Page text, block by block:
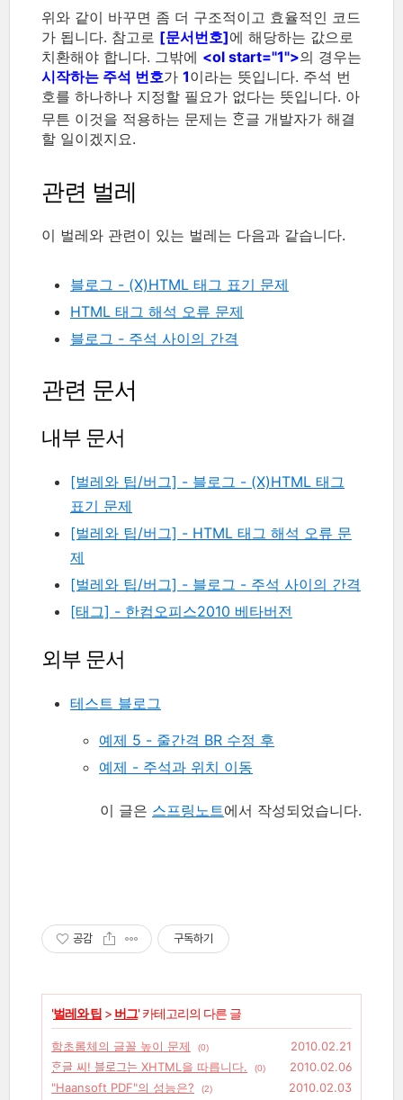
위와 같이 바꾸면 좀 더 구조적이고 효율적인 코드
가 됩니다. 참고로 [문서번호]에 해당하는 값으로
치환해야 합니다. 그밖에 <ol start="1">의 경우는
시작하는 주석 번호가 1이라는 뜻입니다. 주석 번
호를 하나하나 지정할 필요가 없다는 뜻입니다. 아
무튼 이것을 적용하는 문제는 ᄒᆞᆫ글 개발자가 해결
할 일이겠지요.
관련 벌레
이 벌레와 관련이 있는 벌레는 다음과 같습니다.
블로그 - (X)HTML 태그 표기 문제
HTML 태그 해석 오류 문제
블로그 - 주석 사이의 간격
관련 문서
내부 문서
[벌레와 팁/버그] - 블로그 - (X)HTML 태그
표기 문제
[벌레와 팁/버그] - HTML 태그 해석 오류 문
제
[벌레와 팁/버그] - 블로그 - 주석 사이의 간격
[태그] - 한컴오피스2010 베타버전
외부 문서
테스트 블로그
예제 5 - 줄간격 BR 수정 후
예제 - 주석과 위치 이동
이 글은 스프링노트에서 작성되었습니다.
공감 구독하기
'벌레와 팁 > 버그' 카테고리의 다른 글
함초롬체의 글꼴 높이 문제 (0)
2010.02.21
ᄒᆞᆫ글 씨! 블로그는 XHTML을 따릅니다.
(0)
2010.02.06
"Haansoft PDF"의 성능은?
(2)
2010.02.03